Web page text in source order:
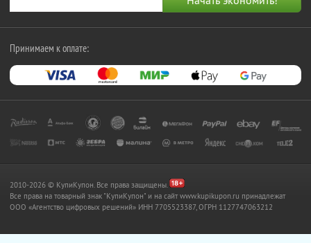
Принимаем к оплате:
2010-2026 © КупиКупон. Все права защищены.
Все права на товарный знак "КупиКупон" и на сайт www.kupikupon.ru принадлежат
OOO «Агентство цифровых решений» ИНН 7705523387, ОГРН 1127747063212